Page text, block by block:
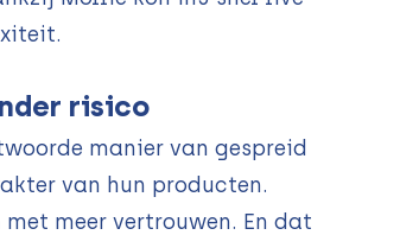
risico
manier van gespreid
van hun producten.
meer vertrouwen. En dat